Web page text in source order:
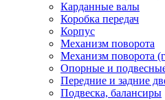
Карданные валы
Коробка передач
Корпус
Механизм поворота
Механизм поворота
Опорные и
Передние и задние
Подвеска, балансиры